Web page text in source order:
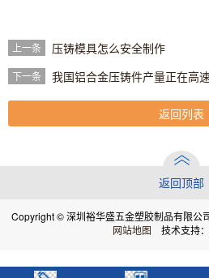
上一条 压铸模具怎么安全制作
下一条 我国铝合金压铸件产量正在高
返回列表
返回顶部
Copyright © 深圳裕华盛五金塑胶制品有限公
网站地图 技术支持：